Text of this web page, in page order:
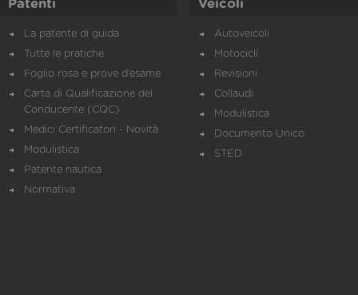
Patenti
La patente di guida
Tutte le pratiche
Foglio rosa e prove d’esame
Carta di Qualificazione del
Conducente (CQC)
Medici Certificatori - Novità
Modulistica
Patente nautica
Normativa
Veicoli
Autoveicoli
Motocicli
Revisioni
Collaudi
Modulistica
Documento Unico
STED